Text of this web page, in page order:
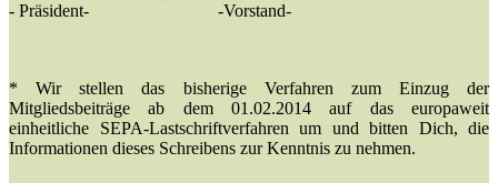
- Präsident- -Vorstand-
* Wir stellen das bisherige Verfahren zum Einzug der
Mitgliedsbeiträge ab dem 01.02.2014 auf das europaweit
einheitliche SEPA-Lastschriftverfahren um und bitten Dich, die
Informationen dieses Schreibens zur Kenntnis zu nehmen.